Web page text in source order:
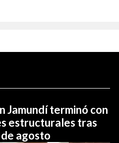
Jamundí terminó con
estructurales tras
agosto